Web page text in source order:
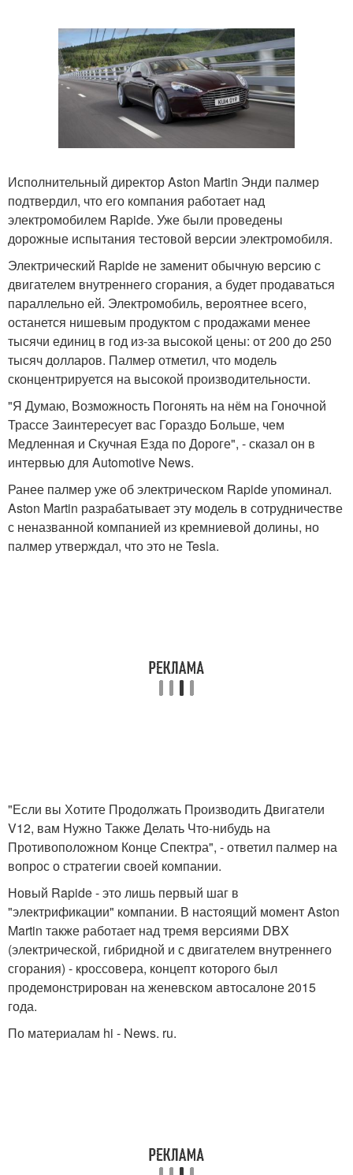
Исполнительный директор Aston Martin Энди палмер
подтвердил, что его компания работает над
электромобилем Rapide. Уже были проведены
дорожные испытания тестовой версии электромобиля.
Электрический Rapide не заменит обычную версию с
двигателем внутреннего сгорания, а будет продаваться
параллельно ей. Электромобиль, вероятнее всего,
останется нишевым продуктом с продажами менее
тысячи единиц в год из-за высокой цены: от 200 до 250
тысяч долларов. Палмер отметил, что модель
сконцентрируется на высокой производительности.
"Я Думаю, Возможность Погонять на нём на Гоночной
Трассе Заинтересует вас Гораздо Больше, чем
Медленная и Скучная Езда по Дороге", - сказал он в
интервью для Automotive News.
Ранее палмер уже об электрическом Rapide упоминал.
Aston Martin разрабатывает эту модель в сотрудничестве
с неназванной компанией из кремниевой долины, но
палмер утверждал, что это не Tesla.
"Если вы Хотите Продолжать Производить Двигатели
V12, вам Нужно Также Делать Что-нибудь на
Противоположном Конце Спектра", - ответил палмер на
вопрос о стратегии своей компании.
Новый Rapide - это лишь первый шаг в
"электрификации" компании. В настоящий момент Aston
Martin также работает над тремя версиями DBX
(электрической, гибридной и с двигателем внутреннего
сгорания) - кроссовера, концепт которого был
продемонстрирован на женевском автосалоне 2015
года.
По материалам hi - News. ru.